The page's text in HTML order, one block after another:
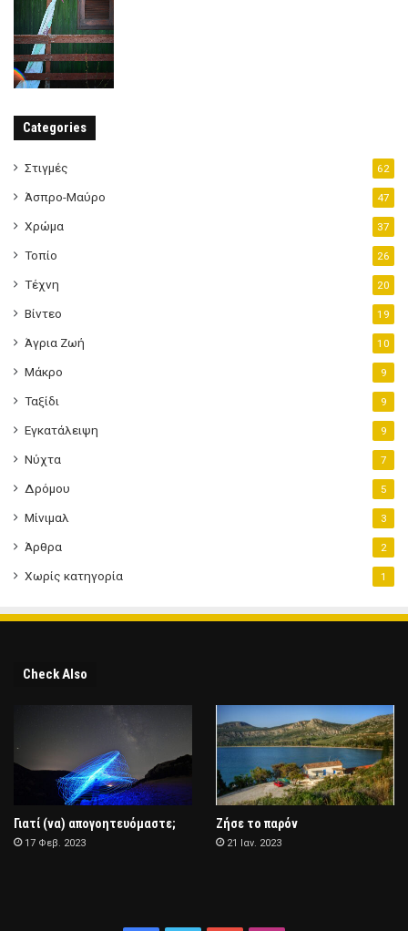
Categories
Στιγμές 62
Άσπρο-Μαύρο 47
Χρώμα 37
Τοπίο 26
Τέχνη 20
Βίντεο 19
Άγρια Ζωή 10
Μάκρο 9
Ταξίδι 9
Εγκατάλειψη 9
Νύχτα 7
Δρόμου 5
Μίνιμαλ 3
Άρθρα 2
Χωρίς κατηγορία 1
Check Also
Γιατί (να) απογοητευόμαστε;
17 Φεβ. 2023
Ζήσε το παρόν
21 Ιαν. 2023